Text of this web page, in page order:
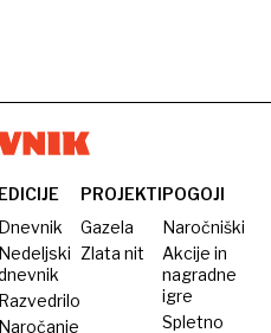
EDICIJE
Dnevnik
Nedeljski
Razvedrilo
Naročanje
PROJEKTI
Gazela
Zlata nit
POGOJI
Naročniški
Akcije in
nagradne
igre
Spletno